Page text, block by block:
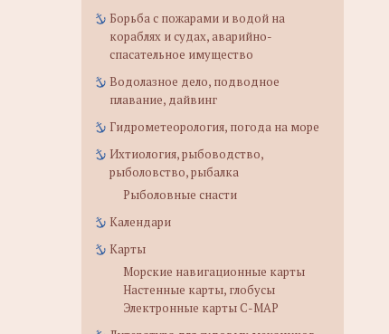
Борьба с пожарами и водой на
кораблях и судах, аварийно-
спасательное имущество
Водолазное дело, подводное
плавание, дайвинг
Гидрометеорология, погода на море
Ихтиология, рыбоводство,
рыболовство, рыбалка
Рыболовные снасти
Календари
Карты
Морские навигационные карты
Настенные карты, глобусы
Электронные карты C-MAP